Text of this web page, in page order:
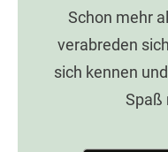
Schon mehr
verabreden
sich kennen
Spaß